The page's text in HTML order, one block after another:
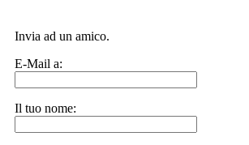
Invia ad un amico.
E-Mail a:
Il tuo nome: